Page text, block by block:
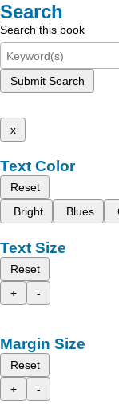
Search
Search this book
Submit Search
x
Text Color
Reset
Bright
Blues
Text Size
Reset
+
-
Margin Size
Reset
+
-